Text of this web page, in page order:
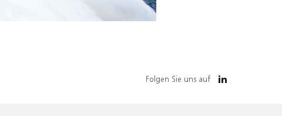
Folgen Sie uns auf